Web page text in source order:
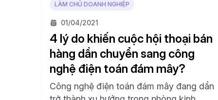
LÀM CHỦ DOANH NGHIỆP
01/04/2021
4 lý do khiến cuộc hội thoại bán
hàng dần chuyển sang công
nghệ điện toán đám mây?
Công nghệ điện toán đám mây đang dần